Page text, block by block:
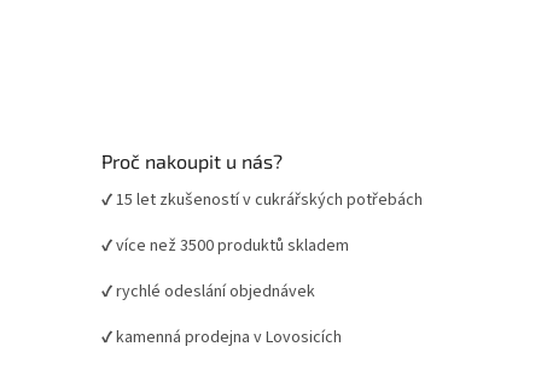
Proč nakoupit u nás?
✔ 15 let zkušeností v cukrářských potřebách
✔ více než 3500 produktů skladem
✔ rychlé odeslání objednávek
✔ kamenná prodejna v Lovosicích